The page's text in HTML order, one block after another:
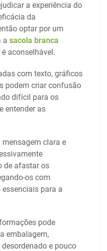
a experiência do
da
optar por um
a sacola branca
aconselhável.
com texto, gráficos
podem criar confusão
difícil para os
entender as
clara e
de afastar os
os com
para a
pode
embalagem,
e pouco